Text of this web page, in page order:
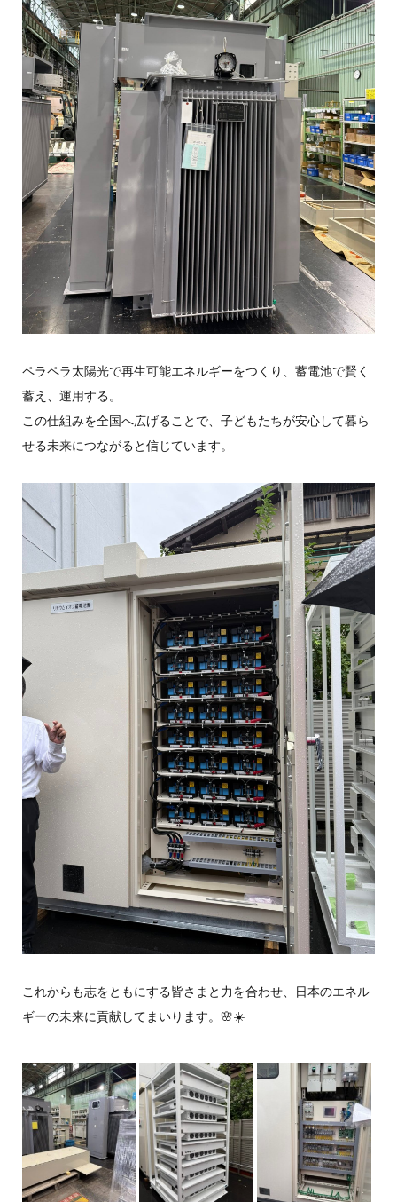
ペラペラ太陽光で再生可能エネルギーをつくり、蓄電池で賢く
蓄え、運用する。
この仕組みを全国へ広げることで、子どもたちが安心して暮ら
せる未来につながると信じています。
これからも志をともにする皆さまと力を合わせ、日本のエネル
ギーの未来に貢献してまいります。🌸☀️